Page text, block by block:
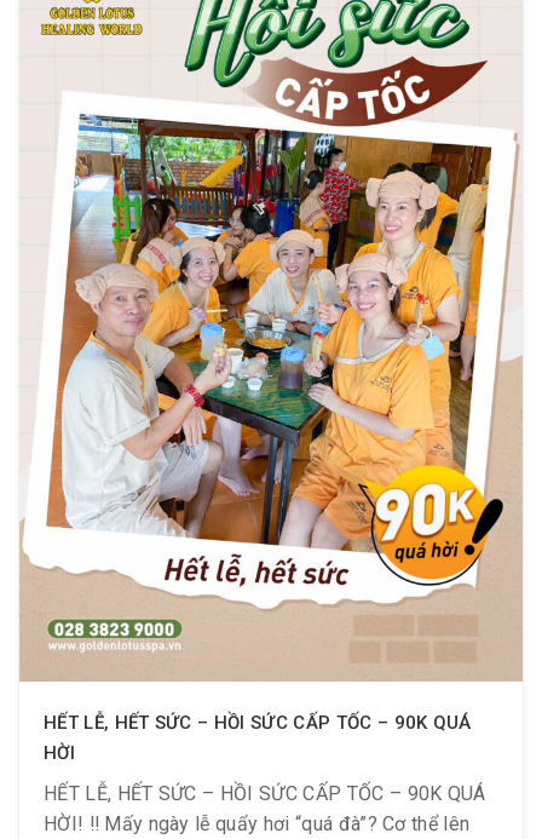
HẾT LỄ, HẾT SỨC – HỒI SỨC CẤP TỐC – 90K QUÁ
HỜI
HẾT LỄ, HẾT SỨC – HỒI SỨC CẤP TỐC – 90K QUÁ
HỜI! ‼ Mấy ngày lễ quẩy hơi “quá đà”? Cơ thể lên